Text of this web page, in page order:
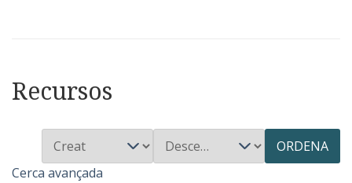
Recursos
ORDENA
Cerca avançada